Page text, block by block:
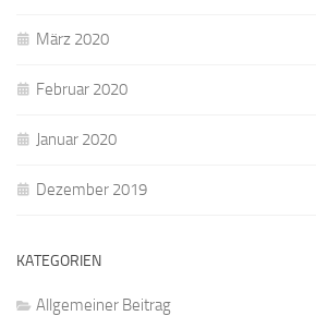
März 2020
Februar 2020
Januar 2020
Dezember 2019
KATEGORIEN
Allgemeiner Beitrag